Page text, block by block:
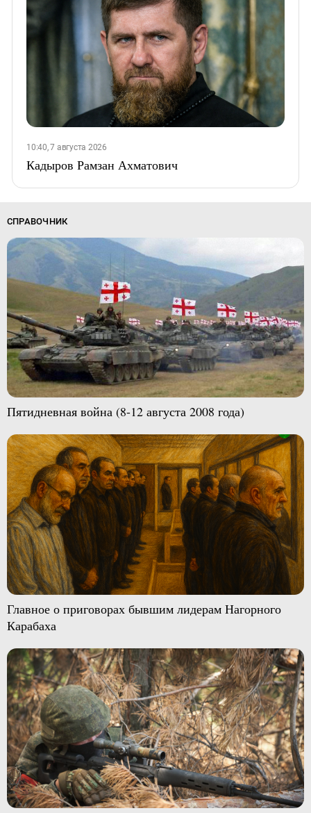
10:40, 7 августа 2026
Кадыров Рамзан Ахматович
СПРАВОЧНИК
Пятидневная война (8-12 августа 2008 года)
Главное о приговорах бывшим лидерам Нагорного
Карабаха